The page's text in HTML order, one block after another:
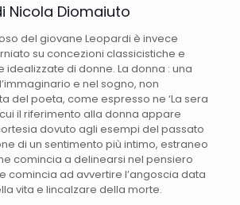
Nicola Diomaiuto
del giovane Leopardi è invece
su concezioni classicistiche e
idealizzate di donne. La donna : una
e nel sogno, non
del poeta, come espresso ne ‘La sera
il riferimento alla donna appare
dovuto agli esempi del passato
di un sentimento più intimo, estraneo
comincia a delinearsi nel pensiero
comincia ad avvertire l’angoscia data
vita e lincalzare della morte.